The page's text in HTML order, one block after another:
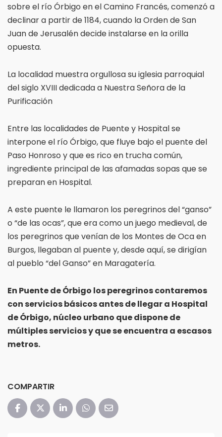
sobre el río Órbigo en el Camino Francés, comenzó a
declinar a partir de 1184, cuando la Orden de San
Juan de Jerusalén decide instalarse en la orilla
opuesta.
La localidad muestra orgullosa su iglesia parroquial
del siglo XVIII dedicada a Nuestra Señora de la
Purificación
Entre las localidades de Puente y Hospital se
interpone el río Órbigo, que fluye bajo el puente del
Paso Honroso y que es rico en trucha común,
ingrediente principal de las afamadas sopas que se
preparan en Hospital.
A este puente le llamaron los peregrinos del “ganso”
o “de las ocas”, que era como un juego medieval, de
los peregrinos que venían de los Montes de Oca en
Burgos, llegaban al puente y, desde aquí, se dirigían
al pueblo “del Ganso” en Maragatería.
En Puente de Órbigo los peregrinos contaremos
con servicios básicos antes de llegar a Hospital
de Órbigo, núcleo urbano que dispone de
múltiples servicios y que se encuentra a escasos
metros.
COMPARTIR